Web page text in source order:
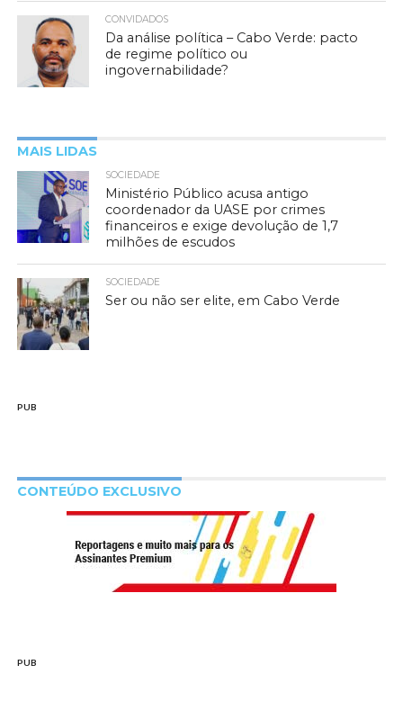
CONVIDADOS
Da análise política – Cabo Verde: pacto
de regime político ou
ingovernabilidade?
MAIS LIDAS
SOCIEDADE
Ministério Público acusa antigo
coordenador da UASE por crimes
financeiros e exige devolução de 1,7
milhões de escudos
SOCIEDADE
Ser ou não ser elite, em Cabo Verde
PUB
CONTEÚDO EXCLUSIVO
PUB